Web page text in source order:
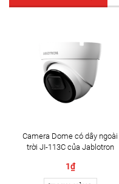
Camera Dome có dây ngoài
trời JI-113C của Jablotron
1₫